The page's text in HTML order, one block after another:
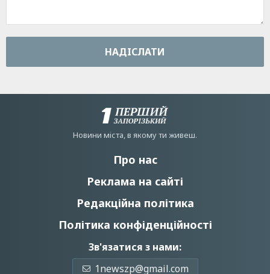
НАДIСЛАТИ
Новини мiста, в якому ти живеш.
Про нас
Реклама на сайті
Редакційна політика
Політика конфіденційності
Зв'язатися з нами:
1newszp@gmail.com